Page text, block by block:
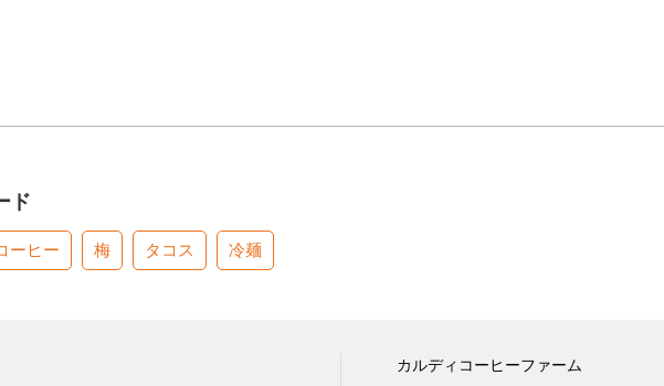
ド
ーヒー 梅 タコス 冷麺
カルディコーヒーファーム